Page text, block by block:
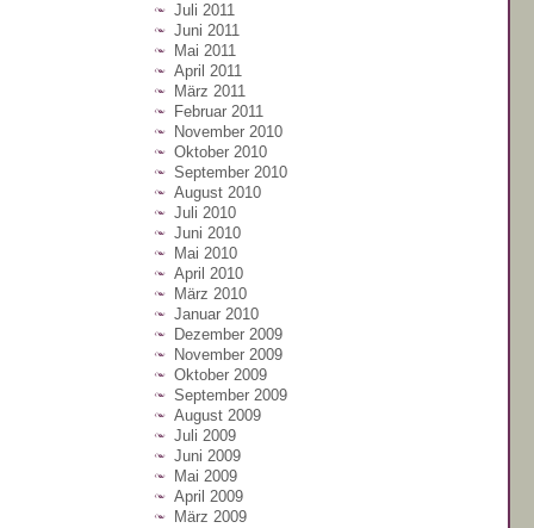
Juli 2011
Juni 2011
Mai 2011
April 2011
März 2011
Februar 2011
November 2010
Oktober 2010
September 2010
August 2010
Juli 2010
Juni 2010
Mai 2010
April 2010
März 2010
Januar 2010
Dezember 2009
November 2009
Oktober 2009
September 2009
August 2009
Juli 2009
Juni 2009
Mai 2009
April 2009
März 2009